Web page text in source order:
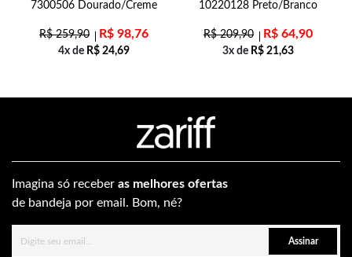
7300506 Dourado/Creme
R$259,90 R$ 98,76
4x de R$ 24,69
10220128 Preto/Branco
R$209,90 R$ 64,90
3x de R$ 21,63
Imagina só receber as melhores ofertas
de bandeja por email. Bom, né?
Assinar